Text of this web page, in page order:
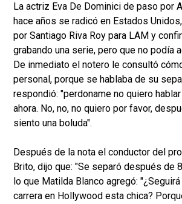
La actriz Eva De Dominici de paso por
hace años se radicó en Estados
por Santiago Riva Roy para LAM y
grabando una serie, pero que no podía
De inmediato el notero le consultó
personal, porque se hablaba de su
respondió: "perdoname no quiero
ahora. No, no, no quiero por favor,
siento una boluda".
Después de la nota el conductor del
Brito, dijo que: "Se separó después de
lo que Matilda Blanco agregó:
carrera en Hollywood esta chica?